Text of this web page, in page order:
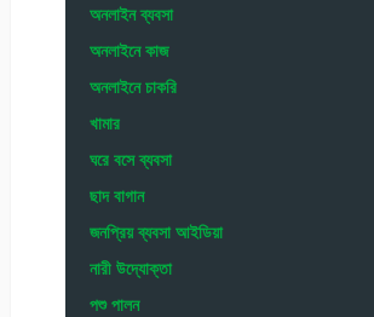
অনলাইন ব্যবসা
অনলাইনে কাজ
অনলাইনে চাকরি
খামার
ঘরে বসে ব্যবসা
ছাদ বাগান
জনপ্রিয় ব্যবসা আইডিয়া
নারী উদ্যোক্তা
পশু পালন